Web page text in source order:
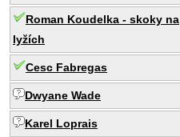
Roman Koudelka - skoky na
lyžích
Cesc Fabregas
Dwyane Wade
Karel Loprais